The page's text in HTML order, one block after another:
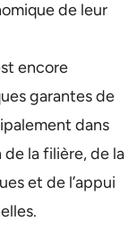
de leur
encore
garantes de
dans
de la filière, de la
et de l’appui